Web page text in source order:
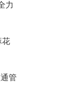
力
花
管